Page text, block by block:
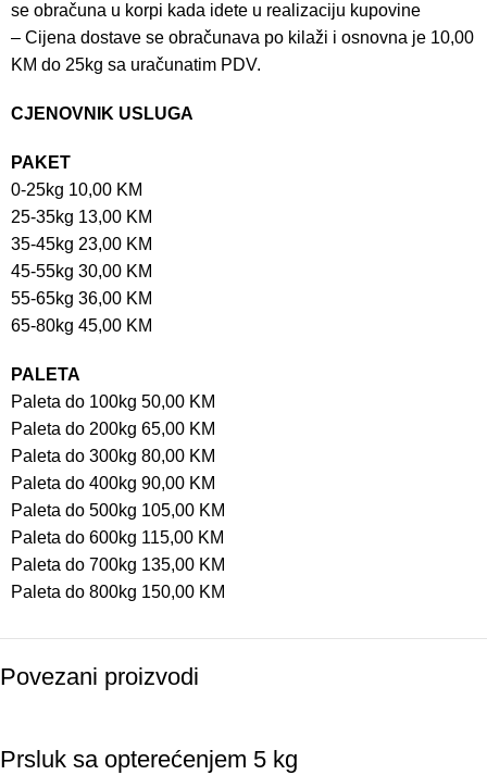
se obračuna u korpi kada idete u realizaciju kupovine
– Cijena dostave se obračunava po kilaži i osnovna je 10,00
KM do 25kg sa uračunatim PDV.
CJENOVNIK USLUGA
PAKET
0-25kg 10,00 KM
25-35kg 13,00 KM
35-45kg 23,00 KM
45-55kg 30,00 KM
55-65kg 36,00 KM
65-80kg 45,00 KM
PALETA
Paleta do 100kg 50,00 KM
Paleta do 200kg 65,00 KM
Paleta do 300kg 80,00 KM
Paleta do 400kg 90,00 KM
Paleta do 500kg 105,00 KM
Paleta do 600kg 115,00 KM
Paleta do 700kg 135,00 KM
Paleta do 800kg 150,00 KM
Povezani proizvodi
Prsluk sa opterećenjem 5 kg